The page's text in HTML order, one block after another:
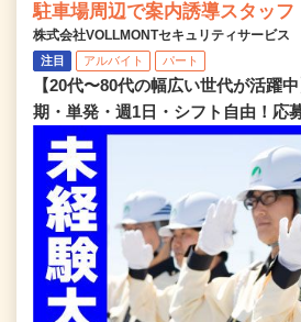
駐車場周辺で案内誘導スタッフ
株式会社VOLLMONTセキュリティサービス
注目 アルバイト パート
【20代〜80代の幅広い世代が活躍
期・単発・週1日・シフト自由！応